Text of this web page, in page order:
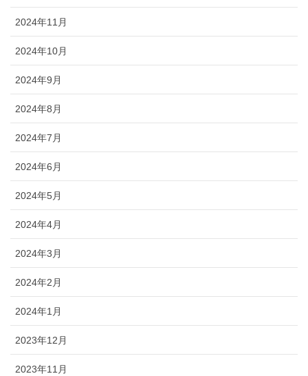
2024年11月
2024年10月
2024年9月
2024年8月
2024年7月
2024年6月
2024年5月
2024年4月
2024年3月
2024年2月
2024年1月
2023年12月
2023年11月